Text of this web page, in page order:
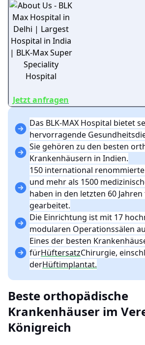
Jetzt anfragen
Das BLK-MAX Hospital bietet
hervorragende
Sie gehören zu den besten
Krankenhäusern in Indien.
150 international
und mehr als 1500
haben in den letzten 60 Jahren
gearbeitet.
Die Einrichtung ist mit 17
modularen Operationssälen
Eines der besten
fürHüftersatzChirurgie,
derHüftimplantat.
Beste orthopädische
Krankenhäuser im
Königreich